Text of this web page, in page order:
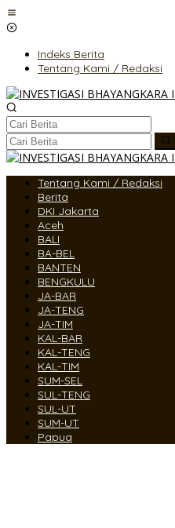
Lewati
ke
Indeks Berita
Tentang Kami / Redaksi
Tentang Kami / Redaksi
Berita
DKI Jakarta
Aceh
BALI
BA-BEL
BANTEN
BENGKULU
JA-BAR
JA-TENG
JA-TIM
KAL-BAR
KAL-TENG
KAL-TIM
SUM-SEL
SUL-TENG
SUL-UT
SUM-UT
Papua